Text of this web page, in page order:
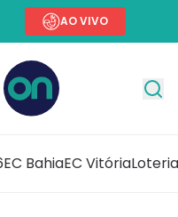
AO VIVO
EC BahiaEC Vitória